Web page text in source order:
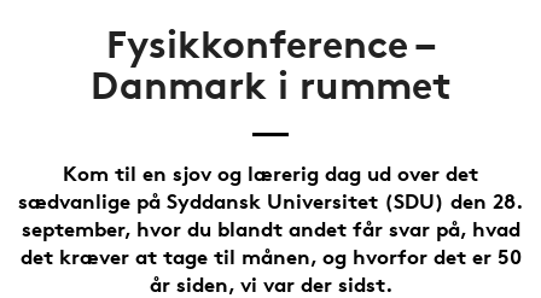
Fysikkonference –
Danmark i rummet
Kom til en sjov og lærerig dag ud over det
sædvanlige på Syddansk Universitet (SDU) den 28.
september, hvor du blandt andet får svar på, hvad
det kræver at tage til månen, og hvorfor det er 50
år siden, vi var der sidst.